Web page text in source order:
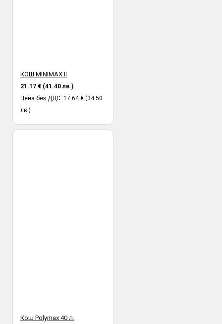
КОШ MINIMAX II
21.17 € (41.40 лв.)
Цена без ДДС: 17.64 € (34.50
лв.)
Кош Polymax 40 л.